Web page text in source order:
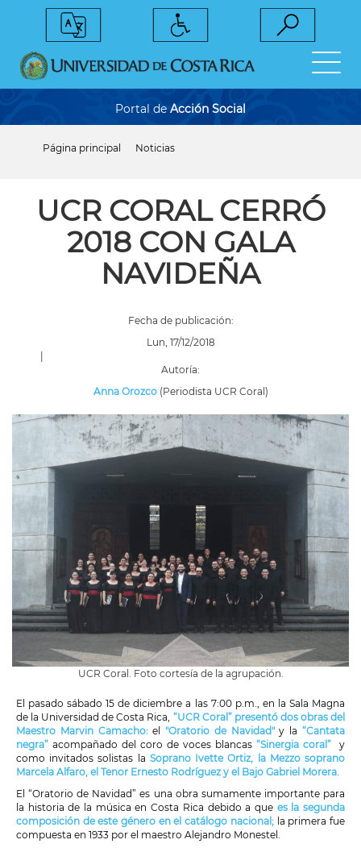
Portal de Acción Social
ayuda
navegación
Página principal Noticias
UCR CORAL CERRÓ
2018 CON GALA
NAVIDEÑA
Fecha de publicación:
Lun, 17/12/2018
|
Autoría:
Anna Orozco(Periodista UCR Coral)
UCR Coral. Foto cortesía de la agrupación.
El pasado sábado 15 de diciembre a las 7:00 p.m., en la Sala Magna
de la Universidad de Costa Rica, “UCR Coral” presentó dos obras del
Maestro Marvin Camacho:el"Oratorio de Navidad"y la “Cantata
negra” acompañado del coro de voces blancas “Sinergia coral” y
como invitados solistas la Soprano Ivette Ortiz, la Mezzo soprano
Marcela Alfaro, el Tenor Ernesto Rodríguez y el Bajo Gabriel Morera.
El “Oratorio de Navidad” es una obra sumamente importante para
la historia de la música en Costa Rica debido a que es la segunda
composición de este género en el catálogo nacional; la primera fue
compuesta en 1933 por el maestro Alejandro Monestel.